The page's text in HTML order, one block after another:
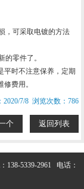
可采取电镀的方法
零件了。
时不注意保养，定期
费用。
2020/7/8 浏览次数：786
个 返回列表
138-5339-2961
电话：